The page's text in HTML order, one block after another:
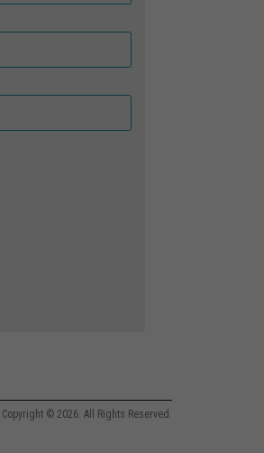
Copyright © 2026. All Rights Reserved.